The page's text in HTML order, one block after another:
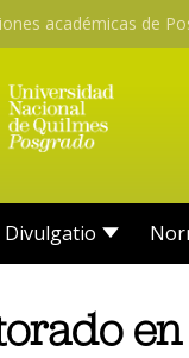
académicas de
Divulgatio